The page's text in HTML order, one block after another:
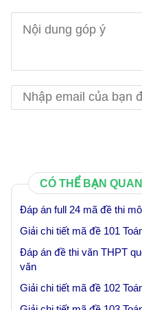
CÓ THỂ BẠN
Đáp án full 24 mã đề thi
Giải chi tiết mã đề 101
Đáp án đề thi văn THPT
văn
Giải chi tiết mã đề 102